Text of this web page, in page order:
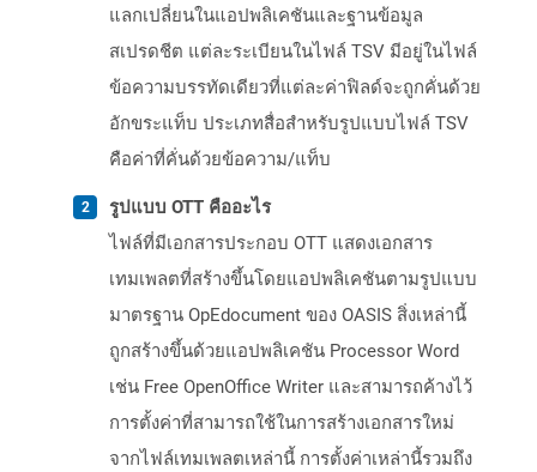
แลกเปลี่ยนในแอปพลิเคชันและฐานข้อมูล
สเปรดชีต แต่ละระเบียนในไฟล์ TSV มีอยู่ในไฟล์
ข้อความบรรทัดเดียวที่แต่ละค่าฟิลด์จะถูกคั่นด้วย
อักขระแท็บ ประเภทสื่อสำหรับรูปแบบไฟล์ TSV
คือค่าที่คั่นด้วยข้อความ/แท็บ
รูปแบบ OTT คืออะไร
ไฟล์ที่มีเอกสารประกอบ OTT แสดงเอกสาร
เทมเพลตที่สร้างขึ้นโดยแอปพลิเคชันตามรูปแบบ
มาตรฐาน OpEdocument ของ OASIS สิ่งเหล่านี้
ถูกสร้างขึ้นด้วยแอปพลิเคชัน Processor Word
เช่น Free OpenOffice Writer และสามารถค้างไว้
การตั้งค่าที่สามารถใช้ในการสร้างเอกสารใหม่
จากไฟล์เทมเพลตเหล่านี้ การตั้งค่าเหล่านี้รวมถึง